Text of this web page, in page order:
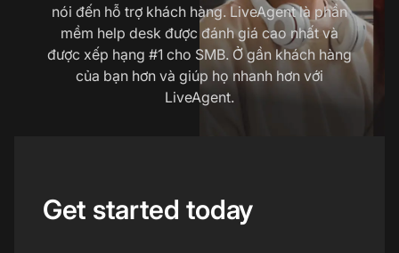
nói đến hỗ trợ khách hàng. LiveAgent là phần
mềm help desk được đánh giá cao nhất và
được xếp hạng #1 cho SMB. Ở gần khách hàng
của bạn hơn và giúp họ nhanh hơn với
LiveAgent.
Get started today